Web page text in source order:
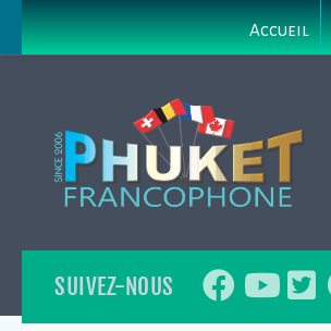
Accueil
SUIVEZ-NOUS